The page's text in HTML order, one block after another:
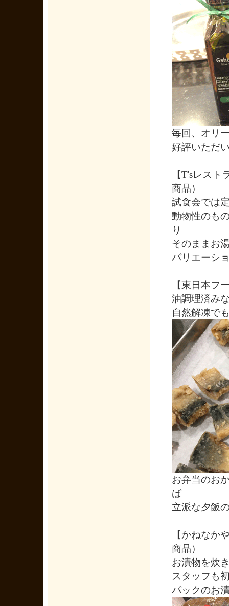
毎回、オリ
好評いただ
【T'sレス
商品）
試食会では
動物性のも
り
そのままお
バリエーシ
【東日本フ
油調理済み
自然解凍で
お弁当のお
ば
立派な夕飯
【かねなか
商品）
お漬物を炊
スタッフも
パックのお